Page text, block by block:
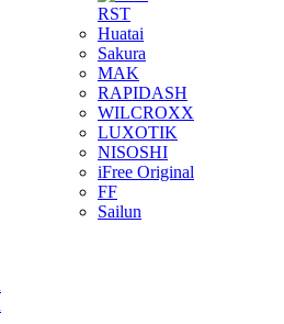
RST
Huatai
Sakura
MAK
RAPIDASH
WILCROXX
LUXOTIK
NISOSHI
iFree Original
FF
Sailun